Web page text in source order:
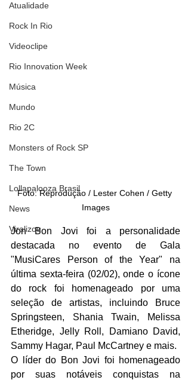
Atualidade
Rock In Rio
Videoclipe
Rio Innovation Week
Música
Mundo
Rio 2C
Monsters of Rock SP
The Town
Lollapalooza Brasil
News
Viralizou
Foto: Reprodução / Lester Cohen / Getty
Images
Jon Bon Jovi foi a personalidade
destacada no evento de Gala
"MusiCares Person of the Year" na
última sexta-feira (02/02), onde o ícone
do rock foi homenageado por uma
seleção de artistas, incluindo Bruce
Springsteen, Shania Twain, Melissa
Etheridge, Jelly Roll, Damiano David,
Sammy Hagar, Paul McCartney e mais.
O líder do Bon Jovi foi homenageado
por suas notáveis conquistas na